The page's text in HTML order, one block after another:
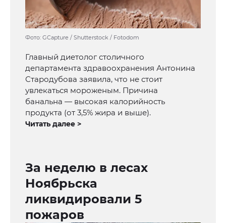
Фото: GCapture / Shutterstock / Fotodom
Главный диетолог столичного
департамента здравоохранения Антонина
Стародубова заявила, что не стоит
увлекаться мороженым. Причина
банальна — высокая калорийность
продукта (от 3,5% жира и выше).
Читать далее >
За неделю в лесах
Ноябрьска
ликвидировали 5
пожаров